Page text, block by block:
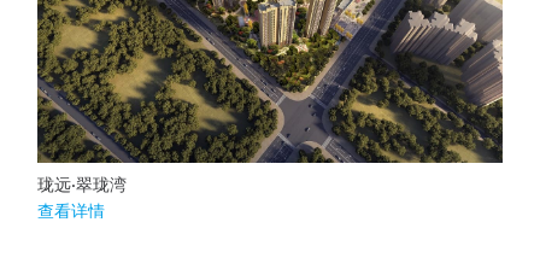
珑远·翠珑湾
查看详情